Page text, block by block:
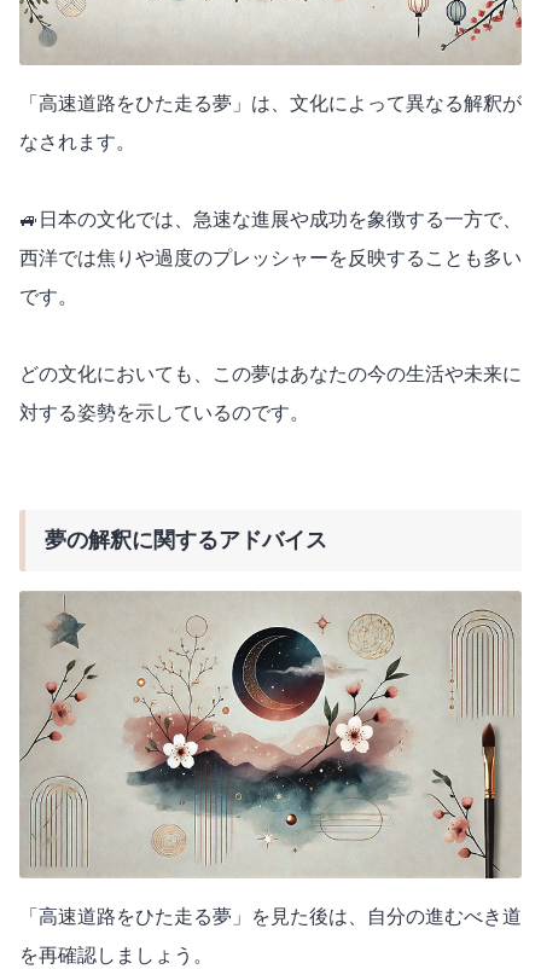
「高速道路をひた走る夢」は、文化によって異なる解釈が
なされます。
🚙日本の文化では、急速な進展や成功を象徴する一方で、
西洋では焦りや過度のプレッシャーを反映することも多い
です。
どの文化においても、この夢はあなたの今の生活や未来に
対する姿勢を示しているのです。
夢の解釈に関するアドバイス
「高速道路をひた走る夢」を見た後は、自分の進むべき道
を再確認しましょう。